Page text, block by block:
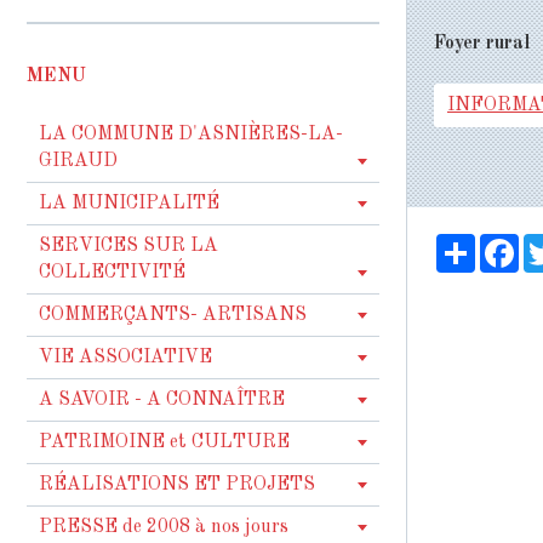
Foyer rural
MENU
LA COMMUNE D'ASNIÈRES-LA-
GIRAUD
LA MUNICIPALITÉ
SERVICES SUR LA
COLLECTIVITÉ
COMMERÇANTS- ARTISANS
VIE ASSOCIATIVE
A SAVOIR - A CONNAÎTRE
PATRIMOINE et CULTURE
RÉALISATIONS ET PROJETS
PRESSE de 2008 à nos jours